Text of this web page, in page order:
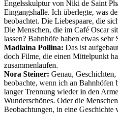
Engelsskulptur von Niki de Saint
Eingangshalle. Ich überlegte, was
beobachtet. Die Liebespaare, die
Die Menschen, die im Café Oscar
lassen? Bahnhöfe haben etwas sehr
Madlaina Pollina: Das ist
doch Filme, die einen Mittelpunkt
zusammenlaufen.
Nora Steiner: Genau,
beobachte, wenn ich an Bahnhöfen
langer Trennung wieder in den
Wunderschönes. Oder die
Beobachtungen, in eine Geschichte